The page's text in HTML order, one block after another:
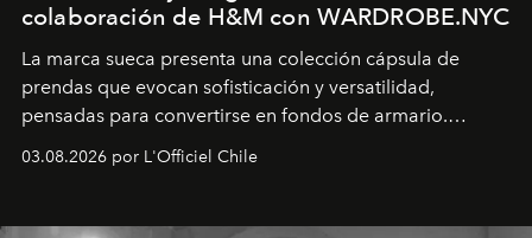
colaboración de H&M con WARDROBE.NYC
La marca sueca presenta una colección cápsula de
prendas que evocan sofisticación y versatilidad,
pensadas para convertirse en fondos de armario.
Disponible en Chile desde el 6 de agosto.
03.08.2026 por L'Officiel Chile